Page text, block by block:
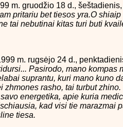
m. gruodžio 18 d.,
pritariu bet tiesos yra.O
tai nebutinai kitas turi buti
m. rugsėjo 24 d.,
Pasirodo, mano kompas
suprantu, kuri mano kuno
zhmones rasho, tai turbut
energetika, apie kuria
kad visi tie marazmai
tiesa.